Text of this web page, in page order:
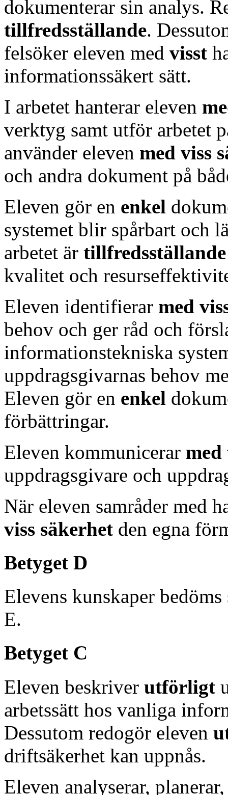
dokumenterar sin analys.
tillfredsställande.
felsöker eleven med visst
informationssäkert sätt.
I arbetet hanterar eleven
verktyg samt utför arbetet
använder eleven med viss
och andra dokument på
Eleven gör en enkel
systemet blir spårbart och
arbetet är
kvalitet och
Eleven identifierar med
behov och ger råd och
informationstekniska
uppdragsgivarnas behov
Eleven gör en enkel
förbättringar.
Eleven kommunicerar med
uppdragsgivare och
När eleven samråder med
viss säkerhet den egna
Betyget D
Elevens kunskaper
E.
Betyget C
Eleven beskriver utförligt
arbetssätt hos vanliga
Dessutom redogör eleven
driftsäkerhet kan uppnås.
Eleven analyserar,